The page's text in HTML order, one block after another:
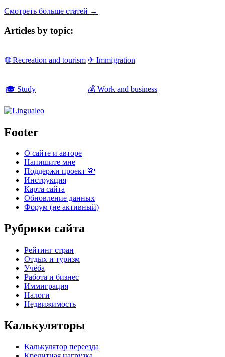
Смотреть больше статей →
Articles by topic:
🌐 Recreation and tourism ✈ Immigration
🎓 Study 💰 Work and business
Footer
О сайте и авторе
Напишите мне
Поддержи проект 💸
Инструкция
Карта сайта
Обновление данных
Форум (не активный)
Рубрики сайта
Рейтинг стран
Отдых и туризм
Учёба
Работа и бизнес
Иммиграция
Налоги
Недвижимость
Калькуляторы
Калькулятор переезда